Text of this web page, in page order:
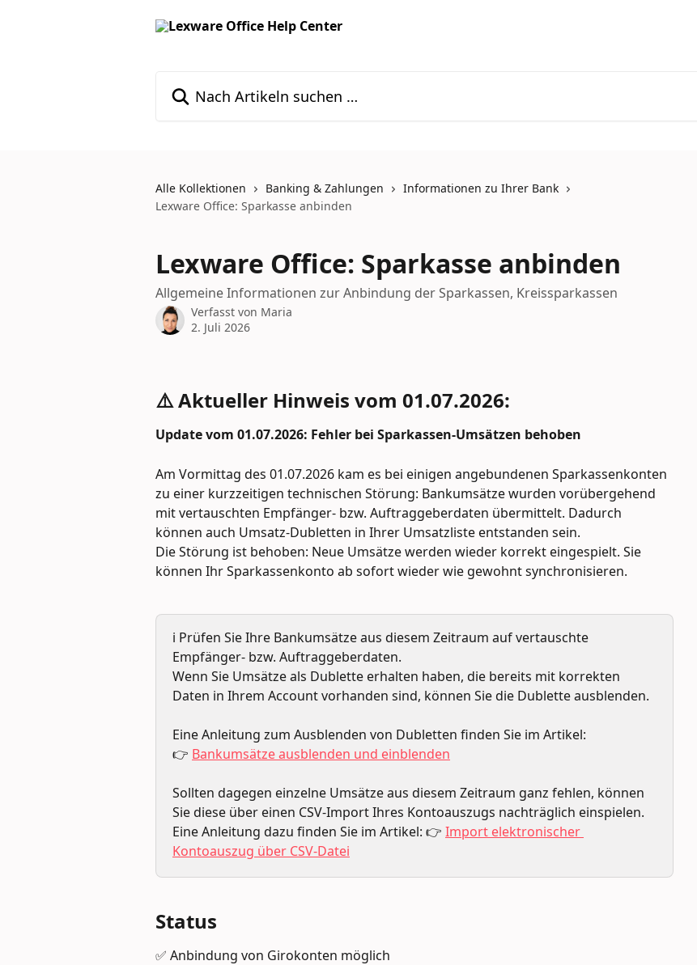
Alle Kollektionen Banking & Zahlungen
Informationen zu Ihrer Bank
Lexware Office: Sparkasse anbinden
Lexware Office: Sparkasse anbinden
Allgemeine Informationen zur Anbindung der Sparkassen, Kreissparkassen
Verfasst von Maria
2. Juli 2026
⚠️ Aktueller Hinweis vom 01.07.2026:
Update vom 01.07.2026: Fehler bei Sparkassen-Umsätzen behoben
Am Vormittag des 01.07.2026 kam es bei einigen angebundenen Sparkassenkonten
zu einer kurzzeitigen technischen Störung: Bankumsätze wurden vorübergehend
mit vertauschten Empfänger- bzw. Auftraggeberdaten übermittelt. Dadurch
können auch Umsatz-Dubletten in Ihrer Umsatzliste entstanden sein.
Die Störung ist behoben: Neue Umsätze werden wieder korrekt eingespielt. Sie
können Ihr Sparkassenkonto ab sofort wieder wie gewohnt synchronisieren.
ℹ️ Prüfen Sie Ihre Bankumsätze aus diesem Zeitraum auf vertauschte
Empfänger- bzw. Auftraggeberdaten.
Wenn Sie Umsätze als Dublette erhalten haben, die bereits mit korrekten
Daten in Ihrem Account vorhanden sind, können Sie die Dublette ausblenden.
Eine Anleitung zum Ausblenden von Dubletten finden Sie im Artikel:
👉 Bankumsätze ausblenden und einblenden
Sollten dagegen einzelne Umsätze aus diesem Zeitraum ganz fehlen, können
Sie diese über einen CSV-Import Ihres Kontoauszugs nachträglich einspielen.
Eine Anleitung dazu finden Sie im Artikel: 👉 Import elektronischer
Kontoauszug über CSV-Datei
Status
✅ Anbindung von Girokonten möglich